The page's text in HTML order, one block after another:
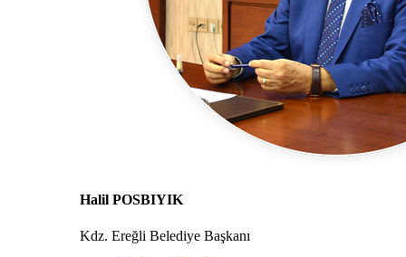
Halil POSBIYIK
Kdz. Ereğli Belediye Başkanı